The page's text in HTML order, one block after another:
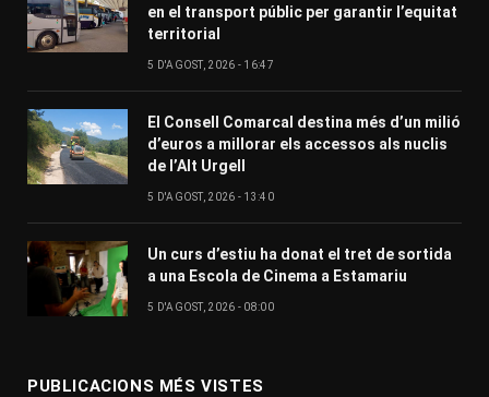
en el transport públic per garantir l’equitat
territorial
5 D'AGOST, 2026 - 16:47
El Consell Comarcal destina més d’un milió
d’euros a millorar els accessos als nuclis
de l’Alt Urgell
5 D'AGOST, 2026 - 13:40
Un curs d’estiu ha donat el tret de sortida
a una Escola de Cinema a Estamariu
5 D'AGOST, 2026 - 08:00
PUBLICACIONS MÉS VISTES